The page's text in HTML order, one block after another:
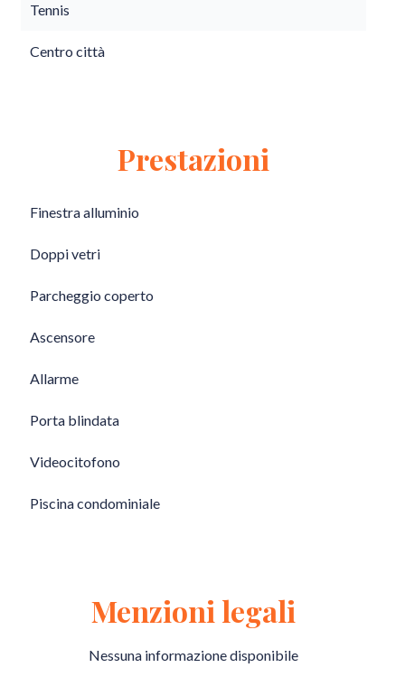
Tennis
Centro città
Prestazioni
Finestra alluminio
Doppi vetri
Parcheggio coperto
Ascensore
Allarme
Porta blindata
Videocitofono
Piscina condominiale
Menzioni legali
Nessuna informazione disponibile